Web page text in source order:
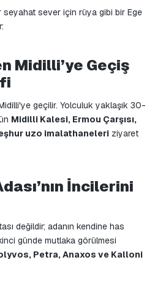
seyahat sever için rüya gibi bir Ege
Midilli’ye Geçiş
geçilir. Yolculuk yaklaşık 30-
Midilli Kalesi, Ermou Çarşısı,
uzo imalathaneleri ziyaret
İncilerini
değildir; adanın kendine has
günde mutlaka görülmesi
Petra, Anaxos ve Kalloni